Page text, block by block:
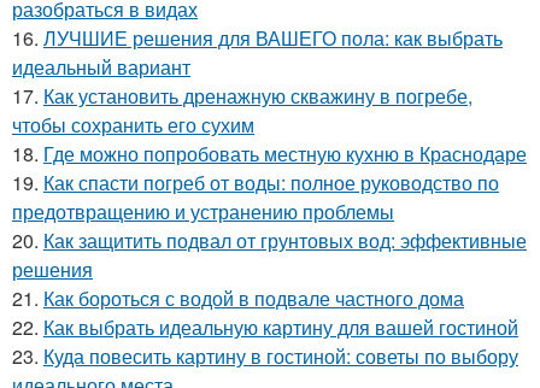
разобраться в видах
16. ЛУЧШИЕ решения для ВАШЕГО пола: как выбрать
идеальный вариант
17. Как установить дренажную скважину в погребе,
чтобы сохранить его сухим
18. Где можно попробовать местную кухню в Краснодаре
19. Как спасти погреб от воды: полное руководство по
предотвращению и устранению проблемы
20. Как защитить подвал от грунтовых вод: эффективные
решения
21. Как бороться с водой в подвале частного дома
22. Как выбрать идеальную картину для вашей гостиной
23. Куда повесить картину в гостиной: советы по выбору